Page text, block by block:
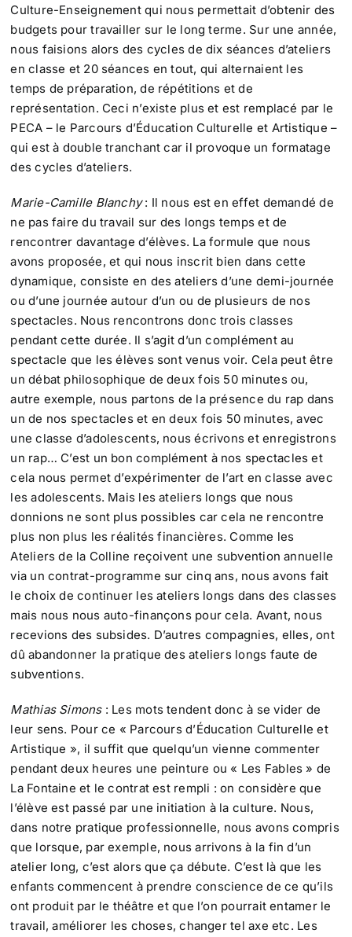
Culture-Enseignement qui nous permettait d’obtenir des
budgets pour travailler sur le long terme. Sur une année,
nous faisions alors des cycles de dix séances d’ateliers
en classe et 20 séances en tout, qui alternaient les
temps de préparation, de répétitions et de
représentation. Ceci n’existe plus et est remplacé par le
PECA – le Parcours d’Éducation Culturelle et Artistique –
qui est à double tranchant car il provoque un formatage
des cycles d’ateliers.
Marie-Camille Blanchy: Il nous est en effet demandé de
ne pas faire du travail sur des longs temps et de
rencontrer davantage d’élèves. La formule que nous
avons proposée, et qui nous inscrit bien dans cette
dynamique, consiste en des ateliers d’une demi-journée
ou d’une journée autour d’un ou de plusieurs de nos
spectacles. Nous rencontrons donc trois classes
pendant cette durée. Il s’agit d’un complément au
spectacle que les élèves sont venus voir. Cela peut être
un débat philosophique de deux fois 50 minutes ou,
autre exemple, nous partons de la présence du rap dans
un de nos spectacles et en deux fois 50 minutes, avec
une classe d’adolescents, nous écrivons et enregistrons
un rap… C’est un bon complément à nos spectacles et
cela nous permet d’expérimenter de l’art en classe avec
les adolescents. Mais les ateliers longs que nous
donnions ne sont plus possibles car cela ne rencontre
plus non plus les réalités financières. Comme les
Ateliers de la Colline reçoivent une subvention annuelle
via un contrat-programme sur cinq ans, nous avons fait
le choix de continuer les ateliers longs dans des classes
mais nous nous auto-finançons pour cela. Avant, nous
recevions des subsides. D’autres compagnies, elles, ont
dû abandonner la pratique des ateliers longs faute de
subventions.
Mathias Simons: Les mots tendent donc à se vider de
leur sens. Pour ce « Parcours d’Éducation Culturelle et
Artistique », il suffit que quelqu’un vienne commenter
pendant deux heures une peinture ou « Les Fables » de
La Fontaine et le contrat est rempli : on considère que
l’élève est passé par une initiation à la culture. Nous,
dans notre pratique professionnelle, nous avons compris
que lorsque, par exemple, nous arrivons à la fin d’un
atelier long, c’est alors que ça débute. C’est là que les
enfants commencent à prendre conscience de ce qu’ils
ont produit par le théâtre et que l’on pourrait entamer le
travail, améliorer les choses, changer tel axe etc. Les